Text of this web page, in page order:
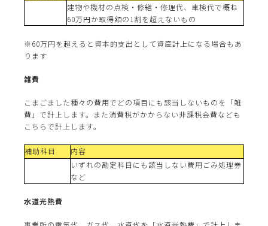
建物や機材の点検・修繕・修理代、車検代で概ね
60万円か取得額の1割を超えないもの
※60万円を超えると資本的支出として資産計上になる場合もあ
ります
雑費
こまごました種々の費用でどの項目にも該当しないものを「雑
費」で計上します。また消費税がかからない非課税会費なども
こちらで計上します。
補助科目
内容
いずれの勘定科目にも該当しない費用ごみ処理券
など
水道光熱費